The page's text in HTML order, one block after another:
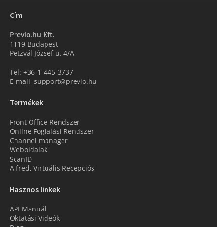
Cím
Previo.hu Kft.
1119 Budapest
Petzvál József u. 4/A
Tel: +36-1-445-3737
E-mail: support@previo.hu
Termékek
Front Office Rendszer
Online Foglalási Rendszer
Channel manager
Weboldalak
ScanID
Alfred, Virtuális Recepciós
Hasznos linkek
API Manuál
Oktatási Videók